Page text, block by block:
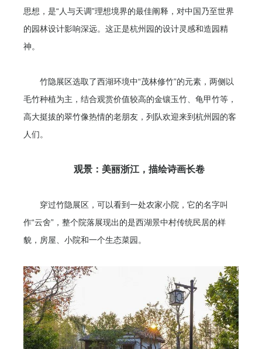
思想，是“人与天调”理想境界的最佳阐释，对中国乃至世界
的园林设计影响深远。这正是杭州园的设计灵感和造园精
神。
竹隐展区选取了西湖环境中“茂林修竹”的元素，两侧以
毛竹种植为主，结合观赏价值较高的金镶玉竹、龟甲竹等，
高大挺拔的翠竹像热情的老朋友，列队欢迎来到杭州园的客
人们。
观景：美丽浙江，描绘诗画长卷
穿过竹隐展区，可以看到一处农家小院，它的名字叫
作“云舍”，整个院落展现出的是西湖景中村传统民居的样
貌，房屋、小院和一个生态菜园。